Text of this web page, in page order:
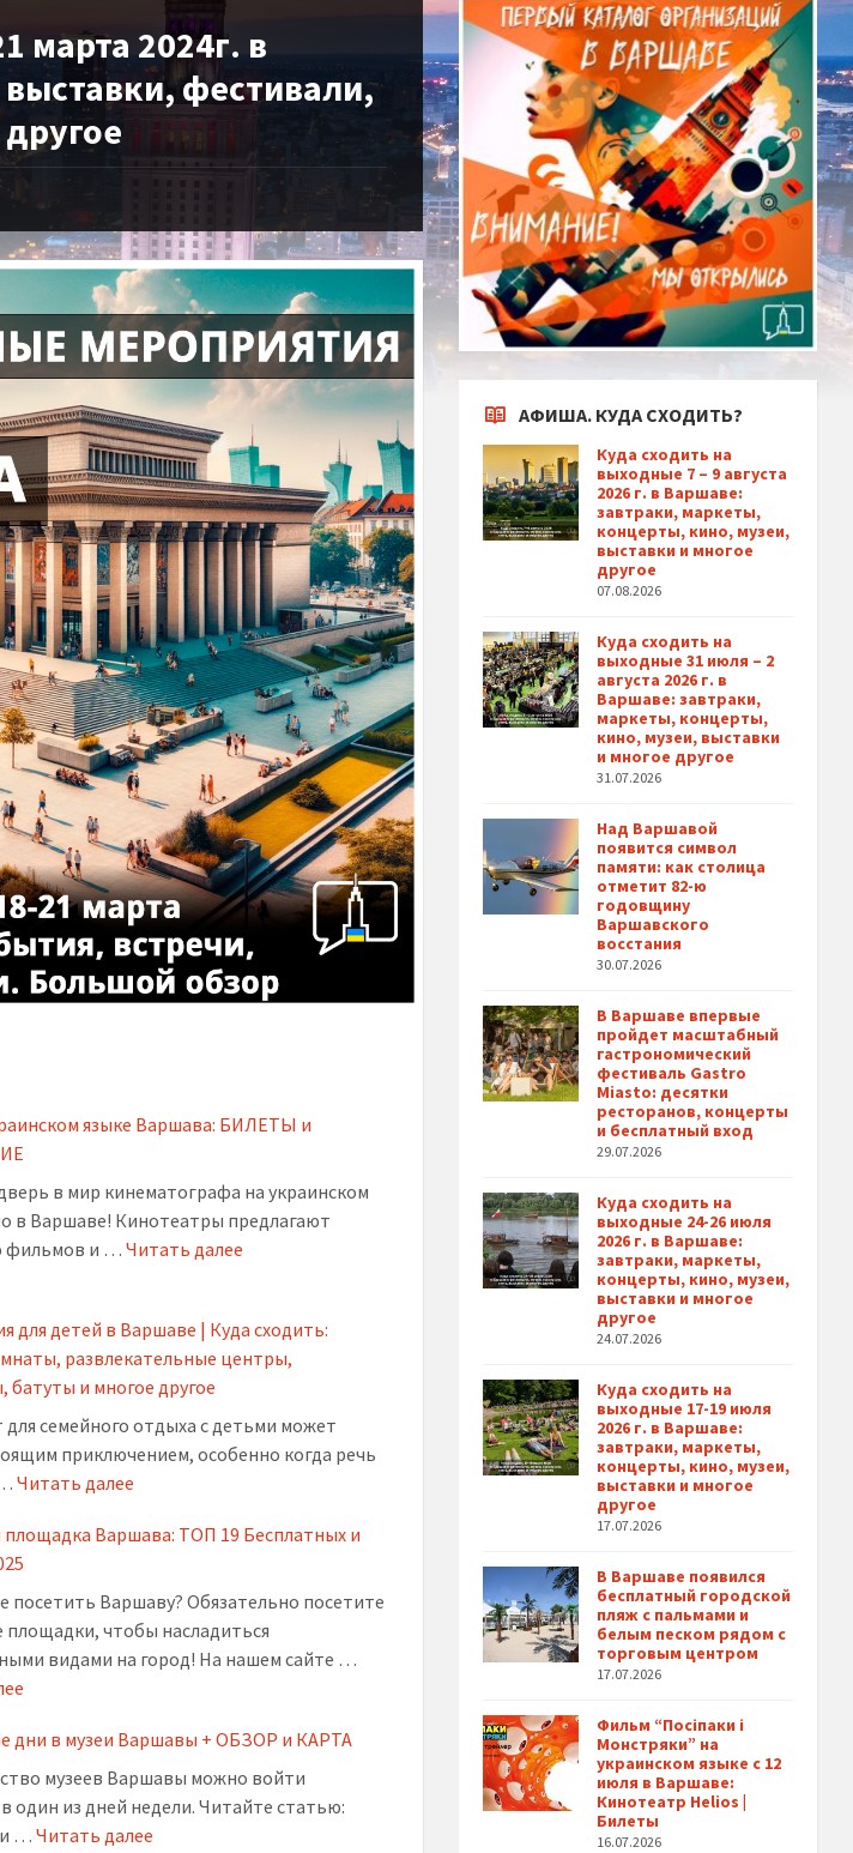
марта 2024г. в
фестивали,
языке Варшава: БИЛЕТЫ и
в мир кинематографа на украинском
в Варшаве! Кинотеатры предлагают
фильмов и …Читать далее
для детей в Варшаве | Куда сходить:
развлекательные центры,
батуты и многое другое
для семейного отдыха с детьми может
приключением, особенно когда речь
…Читать далее
Варшава: ТОП 19 Бесплатных и
посетить Варшаву? Обязательно посетите
чтобы насладиться
видами на город! На нашем сайте …
дни в музеи Варшавы + ОБЗОР и КАРТА
музеев Варшавы можно войти
один из дней недели. Читайте статью:
и …Читать далее
АФИША. КУДА СХОДИТЬ?
Куда сходить на
выходные 7 – 9 августа
2026 г. в Варшаве:
завтраки, маркеты,
концерты, кино, музеи,
выставки и многое
другое
07.08.2026
Куда сходить на
выходные 31 июля – 2
августа 2026 г. в
Варшаве: завтраки,
маркеты, концерты,
кино, музеи, выставки
и многое другое
31.07.2026
Над Варшавой
появится символ
памяти: как столица
отметит 82-ю
годовщину
Варшавского
восстания
30.07.2026
В Варшаве впервые
пройдет масштабный
гастрономический
фестиваль Gastro
Miasto: десятки
ресторанов, концерты
и бесплатный вход
29.07.2026
Куда сходить на
выходные 24-26 июля
2026 г. в Варшаве:
завтраки, маркеты,
концерты, кино, музеи,
выставки и многое
другое
24.07.2026
Куда сходить на
выходные 17-19 июля
2026 г. в Варшаве:
завтраки, маркеты,
концерты, кино, музеи,
выставки и многое
другое
17.07.2026
В Варшаве появился
бесплатный городской
пляж с пальмами и
белым песком рядом с
торговым центром
17.07.2026
Фильм “Посіпаки і
Монстряки” на
украинском языке с 12
июля в Варшаве:
Кинотеатр Helios |
Билеты
16.07.2026